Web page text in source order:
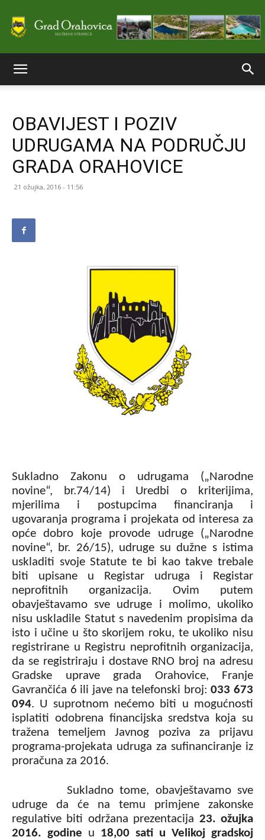
stranice
Grada
OBAVIJEST I POZIV
UDRUGAMA NA PODRUČJU
GRADA ORAHOVICE
21 ožujka, 2016 - 11:56
Sukladno Zakonu o udrugama („Narodne
novine“, br.74/14) i Uredbi o kriterijima,
mjerilima i postupcima financiranja i
ugovaranja programa i projekata od interesa za
opće dobro koje provode udruge („Narodne
novine“, br. 26/15), udruge su dužne s istima
uskladiti svoje Statute te bi kao takve trebale
biti upisane u Registar udruga i Registar
neprofitnih organizacija. Ovim putem
obavještavamo sve udruge i molimo, ukoliko
nisu uskladile Statut s navedenim propisima da
isto i učine u što skorijem roku, te ukoliko nisu
registrirane u Registru neprofitnih organizacija,
da se registriraju i dostave RNO broj na adresu
Gradske uprave grada Orahovice, Franje
Gavrančića 6 ili jave na telefonski broj:033 673
094. U suprotnom nećemo biti u mogućnosti
isplatiti odobrena financijska sredstva koja su
tražena temeljem Javnog poziva za prijavu
programa-projekata udruga za sufinanciranje iz
proračuna za 2016.
Sukladno tome, obavještavamo sve
udruge da će na temu primjene zakonske
regulative biti održana prezentacija 23. ožujka
2016. godine u 18,00 sati u Velikoj gradskoj